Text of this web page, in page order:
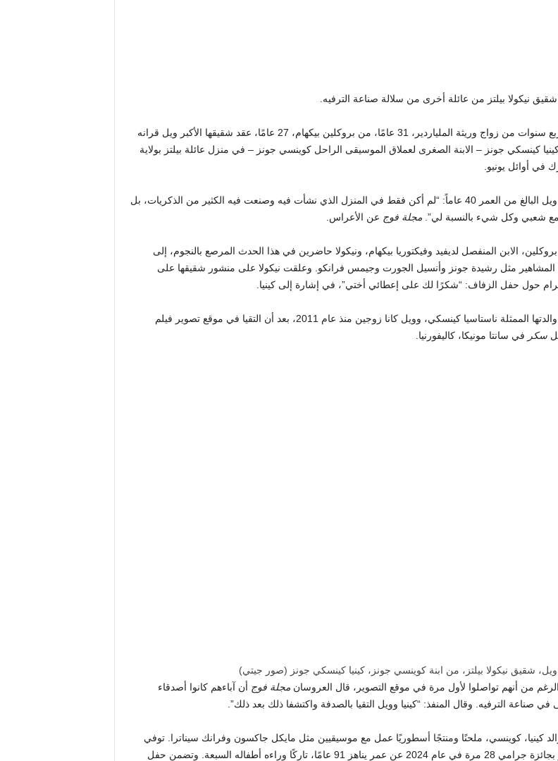
نيكولا بيلتز من عائلة أخرى من سلالة صناعة الترفيه.
بعد أربع سنوات من زواج وريثة الملياردير، 31 عامًا، من بروكلين بيكهام، 27 عامًا، عقد شقيقها الأكبر ويل قرانه
كينسكي جونز – الابنة الصغرى لعملاق الموسيقى الراحل كوينسي جونز – في منزل عائلة بيلتز بولاية
في أوائل يونيو.
وقال ويل البالغ من العمر 40 عاماً: “لم أكن فقط في المنزل الذي نشأت فيه وصنعت فيه الكثير من الذكريات، بل
شعبي وكل شيء بالنسبة لي”.مجلة فوج عن الأعراس.
الابن المنفصل لديفيد وفيكتوريا بيكهام، ونيكولا حاضرين في هذا الحدث المرصع بالنجوم، إلى
مثل رشيدة جونز وأنسيل الجورت وجيمس فرانكو. وعلقت نيكولا على منشور شقيقها على
حول حفل الزفاف: “شكرًا لك على إعطائي أختي”، في إشارة إلى كينيا.
كينيا، والدتها الممثلة ناستاسيا كينسكي، وويل كانا زوجين منذ عام 2011، بعد أن التقيا في موقع تصوير فيلم
سكر في سانتا مونيكا، كاليفورنيا.
شقيق نيكولا بيلتز، من ابنة كوينسي جونز، كينيا كينسكي جونز (صور جيتي)
من أنهم تواصلوا لأول مرة في موقع التصوير، قال العروسانمجلة فوج أن آباءهم كانوا أصدقاء
في صناعة الترفيه. وقال المنفذ: “كينيا وويل التقيا بالصدفة واكتشفا ذلك بعد ذلك”.
كينيا، كوينسي، ملحنًا ومنتجًا أسطوريًا عمل مع موسيقيين مثل مايكل جاكسون وفرانك سيناترا. توفي
الفائز بجائزة جرامي 28 مرة في عام 2024 عن عمر يناهز 91 عامًا، تاركًا وراءه أطفاله السبعة. وتضمن حفل